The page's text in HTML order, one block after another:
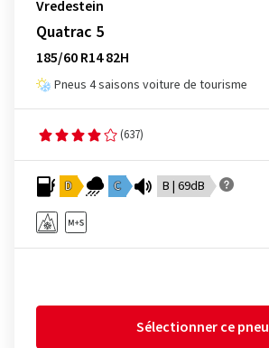
Vredestein
Quatrac 5
185/60 R14 82H
Pneus 4 saisons voiture de tourisme
(637)
D C B | 69dB
Sélectionner ce pneu